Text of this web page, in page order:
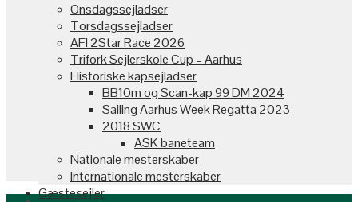
Onsdagssejladser
Torsdagssejladser
AFI 2Star Race 2026
Trifork Sejlerskole Cup – Aarhus
Historiske kapsejladser
BB10m og Scan-kap 99 DM 2024
Sailing Aarhus Week Regatta 2023
2018 SWC
ASK baneteam
Nationale mesterskaber
Internationale mesterskaber
Gæstesejler